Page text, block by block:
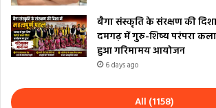
बैगा संस्कृति के संरक्षण की
दमगढ़ में गुरु-शिष्य परंपरा कला
हुआ गरिमामय आयोजन
6 days ago
All (1158)